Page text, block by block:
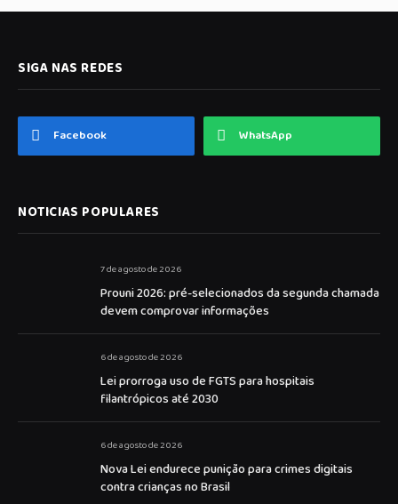
SIGA NAS REDES
Facebook WhatsApp
NOTICIAS POPULARES
7 de agosto de 2026
Prouni 2026: pré-selecionados da segunda chamada
devem comprovar informações
6 de agosto de 2026
Lei prorroga uso de FGTS para hospitais
filantrópicos até 2030
6 de agosto de 2026
Nova Lei endurece punição para crimes digitais
contra crianças no Brasil